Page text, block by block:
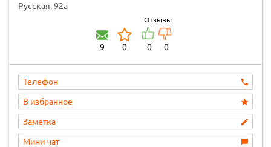
Русская, 92а
9 0
Отзывы
0 0
Телефон
В избранное
Заметка
Мини-чат